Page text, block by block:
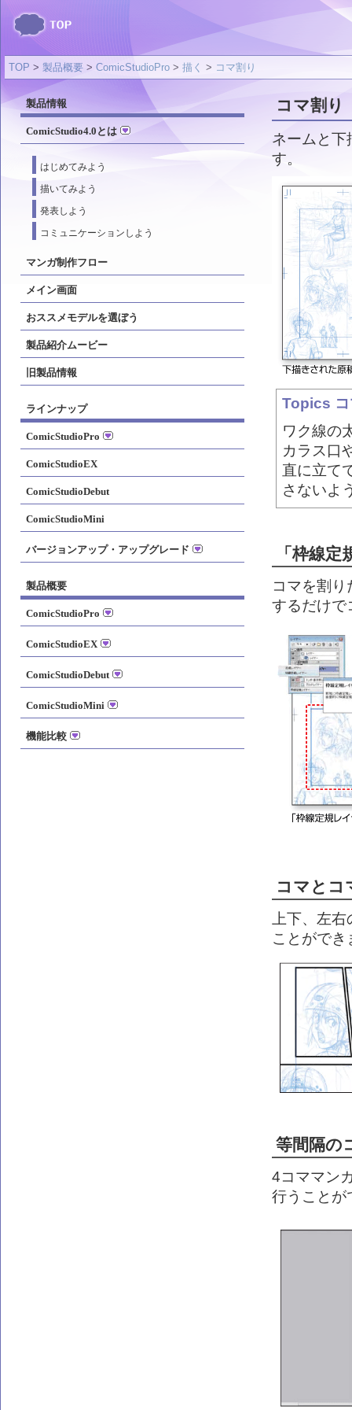
TOP > 製品概要 > ComicStudioPro > 描く > コマ割り
製品情報
ComicStudio4.0とは
はじめてみよう
描いてみよう
発表しよう
コミュニケーションしよう
マンガ制作フロー
メイン画面
おススメモデルを選ぼう
製品紹介ムービー
旧製品情報
ラインナップ
ComicStudioPro
ComicStudioEX
ComicStudioDebut
ComicStudioMini
バージョンアップ・アップグレード
製品概要
ComicStudioPro
ComicStudioEX
ComicStudioDebut
ComicStudioMini
機能比較
コマ割り
ネームと下
す。
Topics コ
ワク線の
カラス口
直に立て
さないよ
「枠線
コマを割
するだけで
コマとコ
上下、左
ことができ
等間隔の
4コママン
行うことが